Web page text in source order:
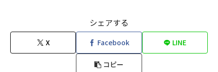
シェアする
X Facebook LINE
コピー